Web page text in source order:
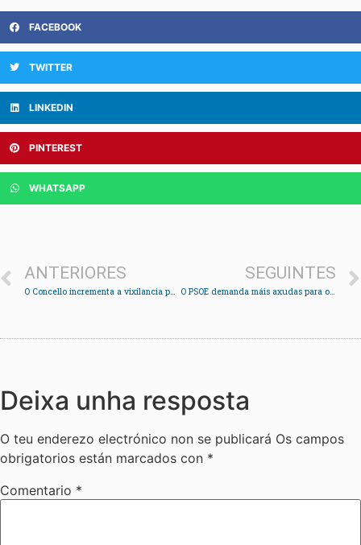
FACEBOOK
TWITTER
LINKEDIN
PINTEREST
WHATSAPP
ANTERIORES
O Concello incrementa a vixilancia para evitar os vertedoiros incontrolados
SEGUINTES
O PSOE demanda máis axudas para o estudantado
Deixa unha resposta
O teu enderezo electrónico non se publicará Os campos
obrigatorios están marcados con *
Comentario *